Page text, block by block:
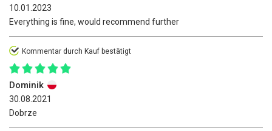
10.01.2023
Everything is fine, would recommend further
Kommentar durch Kauf bestätigt
Dominik
30.08.2021
Dobrze